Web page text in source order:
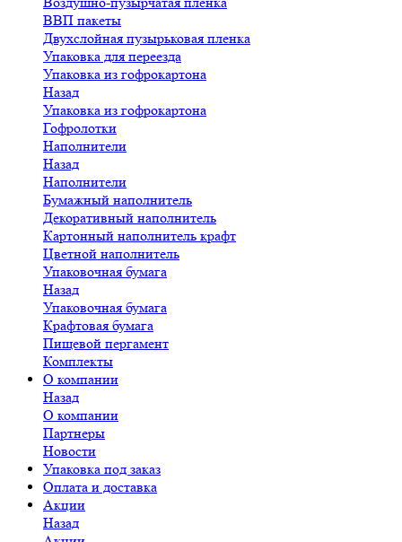
ВВП пакеты
Двухслойная пузырьковая пленка
Упаковка для переезда
Упаковка из гофрокартона
Назад
Упаковка из гофрокартона
Гофролотки
Наполнители
Назад
Наполнители
Бумажный наполнитель
Декоративный наполнитель
Картонный наполнитель крафт
Цветной наполнитель
Упаковочная бумага
Назад
Упаковочная бумага
Крафтовая бумага
Пищевой пергамент
Комплекты
О компании
Назад
О компании
Партнеры
Новости
Упаковка под заказ
Оплата и доставка
Акции
Назад